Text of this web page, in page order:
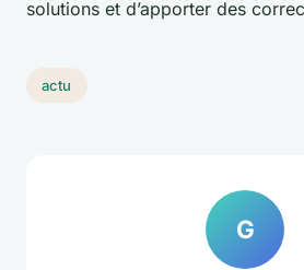
solutions et d’apporter des
actu
G